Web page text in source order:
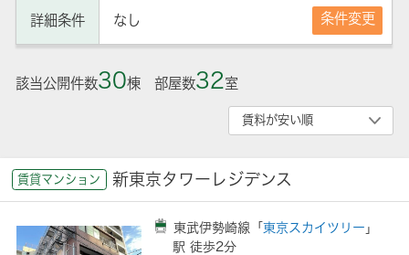
詳細条件 なし 条件変更
該当公開件数30棟 部屋数32室
賃貸マンション 新東京タワーレジデンス
東武伊勢崎線「東京スカイツリー 」
駅 徒歩2分